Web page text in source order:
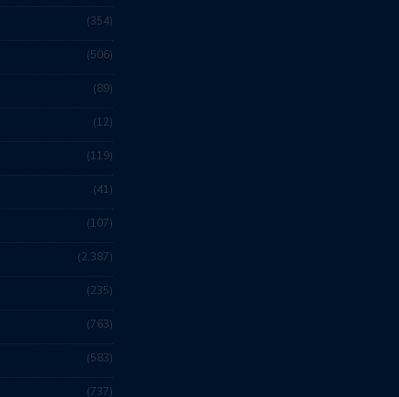
354
506
89
12
119
41
107
2,387
235
763
583
737